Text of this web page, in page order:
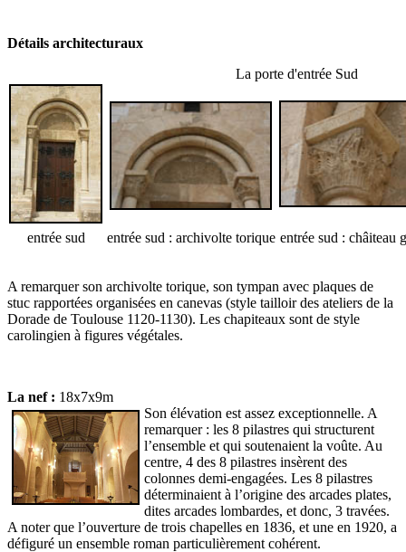
Détails architecturaux
La porte d'entrée Sud
entrée sud entrée sud : archivolte torique entrée sud : châiteau
A remarquer son archivolte torique, son tympan avec plaques de
stuc rapportées organisées en canevas (style tailloir des ateliers de la
Dorade de Toulouse 1120-1130). Les chapiteaux sont de style
carolingien à figures végétales.
La nef : 18x7x9m
Son élévation est assez exceptionnelle. A
remarquer : les 8 pilastres qui structurent
l’ensemble et qui soutenaient la voûte. Au
centre, 4 des 8 pilastres insèrent des
colonnes demi-engagées. Les 8 pilastres
déterminaient à l’origine des arcades plates,
dites arcades lombardes, et donc, 3 travées.
A noter que l’ouverture de trois chapelles en 1836, et une en 1920, a
défiguré un ensemble roman particulièrement cohérent.